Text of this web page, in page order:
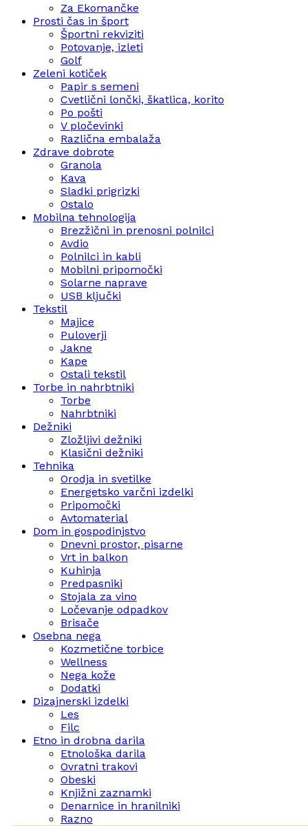
Za Ekomančke
Prosti čas in šport
Športni rekviziti
Potovanje, izleti
Golf
Zeleni kotiček
Papir s semeni
Cvetlični lončki, škatlica, korito
Po pošti
V pločevinki
Različna embalaža
Zdrave dobrote
Granola
Kava
Sladki prigrizki
Ostalo
Mobilna tehnologija
Brezžični in prenosni polnilci
Avdio
Polnilci in kabli
Mobilni pripomočki
Solarne naprave
USB ključki
Tekstil
Majice
Puloverji
Jakne
Kape
Ostali tekstil
Torbe in nahrbtniki
Torbe
Nahrbtniki
Dežniki
Zložljivi dežniki
Klasični dežniki
Tehnika
Orodja in svetilke
Energetsko varčni izdelki
Pripomočki
Avtomaterial
Dom in gospodinjstvo
Dnevni prostor, pisarne
Vrt in balkon
Kuhinja
Predpasniki
Stojala za vino
Ločevanje odpadkov
Brisače
Osebna nega
Kozmetične torbice
Wellness
Nega kože
Dodatki
Dizajnerski izdelki
Les
Filc
Etno in drobna darila
Etnološka darila
Ovratni trakovi
Obeski
Knjižni zaznamki
Denarnice in hranilniki
Razno